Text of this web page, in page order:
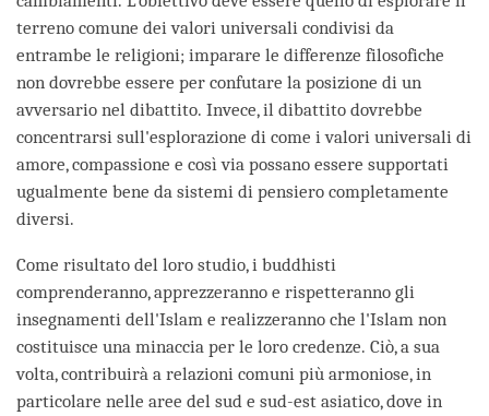
terreno comune dei valori universali condivisi da
entrambe le religioni; imparare le differenze filosofiche
non dovrebbe essere per confutare la posizione di un
avversario nel dibattito. Invece, il dibattito dovrebbe
concentrarsi sull'esplorazione di come i valori universali di
amore, compassione e così via possano essere supportati
ugualmente bene da sistemi di pensiero completamente
diversi.
Come risultato del loro studio, i buddhisti
comprenderanno, apprezzeranno e rispetteranno gli
insegnamenti dell'Islam e realizzeranno che l'Islam non
costituisce una minaccia per le loro credenze. Ciò, a sua
volta, contribuirà a relazioni comuni più armoniose, in
particolare nelle aree del sud e sud-est asiatico, dove in